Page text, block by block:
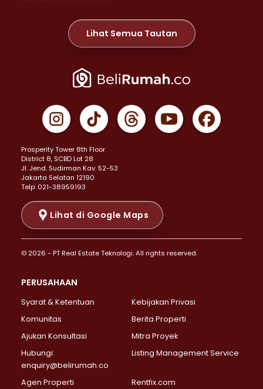
Properti Dijual di Meruya >
Properti Dijual di Jelambar >
Properti Dijual di Jakarta Pusat >
Properti Dijual di Gambir >
Properti Dijual di Johar Baru >
Properti Dijual di Menteng >
Properti Dijual di Senen >
Properti Dijual di Tanah Abang >
Properti Dijual di Cikini >
Properti Dijual di Kramat >
Properti Dijual di Pasar Baru >
Properti Dijual di Bendungan Hilir >
Properti Dijual di Jakarta Selatan >
Properti Dijual di Lebak Bulus >
Properti Dijual di Gandaria Selatan >
Properti Dijual di Pondok Labu >
Properti Dijual di Lenteng Agung >
Properti Dijual di Senayan >
Properti Dijual di Pondok Pinang >
Lihat Semua Tautan
Prosperity Tower 8th Floor
District 8, SCBD Lot 28
JI. Jend. Sudirman Kav. 52-53
Jakarta Selatan 12190
Telp: 021-38959193
Lihat di Google Maps
© 2026 - PT Real Estate Teknologi. All rights reserved.
PERUSAHAAN
Syarat & Ketentuan
Kebijakan Privasi
Komunitas
Berita Properti
Ajukan Konsultasi
Mitra Proyek
Hubungi:
enquiry@belirumah.co
Listing Management Service
Agen Properti Rentfix.com